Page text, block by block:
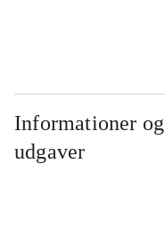
Informationer og
udgaver